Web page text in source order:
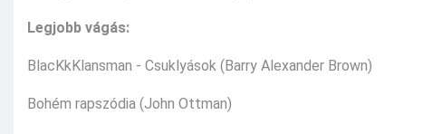
Legjobb vágás:
BlacKkKlansman - Csuklyások (Barry Alexander Brown)
Bohém rapszódia (John Ottman)